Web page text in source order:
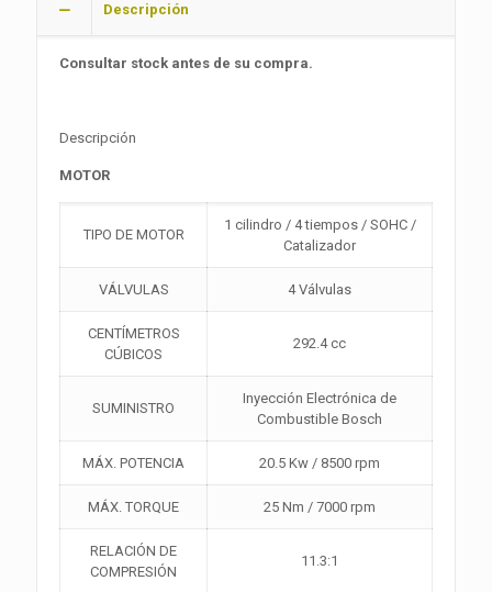
Descripción
Consultar stock antes de su compra.
Descripción
MOTOR
TIPO DE MOTOR
1 cilindro / 4 tiempos / SOHC /
Catalizador
VÁLVULAS 4 Válvulas
CENTÍMETROS
CÚBICOS
292.4 cc
SUMINISTRO
Inyección Electrónica de
Combustible Bosch
MÁX. POTENCIA 20.5 Kw / 8500 rpm
MÁX. TORQUE 25 Nm / 7000 rpm
RELACIÓN DE
COMPRESIÓN
11.3:1